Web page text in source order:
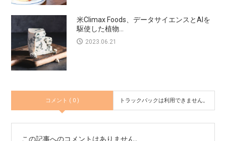
米Climax Foods、データサイエンスとAIを
駆使した植物...
2023.06.21
コメント ( 0 ) トラックバックは利用できません。
この記事へのコメントはありません。